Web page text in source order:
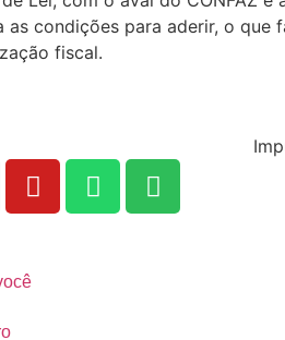
as condições para aderir, o
fiscal.